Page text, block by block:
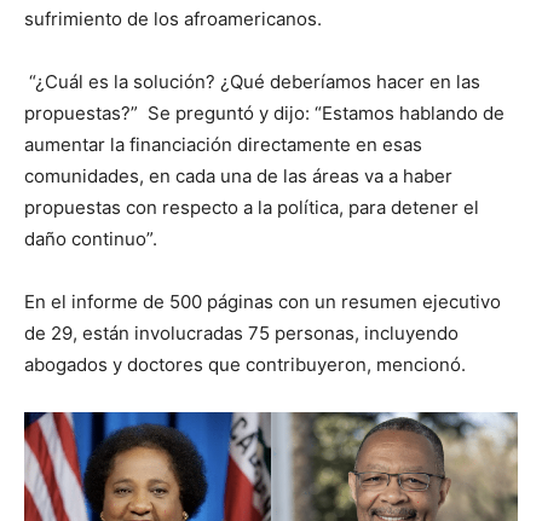
sufrimiento de los afroamericanos.
“¿Cuál es la solución? ¿Qué deberíamos hacer en las
propuestas?” Se preguntó y dijo: “Estamos hablando de
aumentar la financiación directamente en esas
comunidades, en cada una de las áreas va a haber
propuestas con respecto a la política, para detener el
daño continuo”.
En el informe de 500 páginas con un resumen ejecutivo
de 29, están involucradas 75 personas, incluyendo
abogados y doctores que contribuyeron, mencionó.